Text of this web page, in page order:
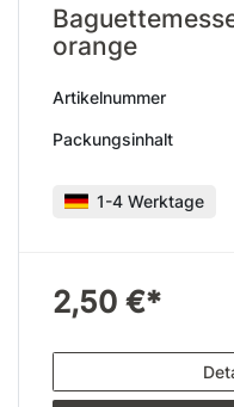
orange
Artikelnummer
Packungsinhalt
1-4 Werktage
2,50 €*